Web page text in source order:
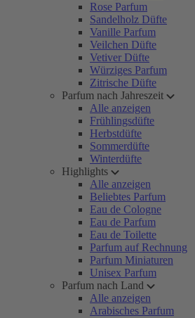
Rose Parfum
Sandelholz Düfte
Vanille Parfum
Veilchen Düfte
Vetiver Düfte
Würziges Parfum
Zitrische Düfte
Parfum nach Jahreszeit
Alle anzeigen
Frühlingsdüfte
Herbstdüfte
Sommerdüfte
Winterdüfte
Highlights
Alle anzeigen
Beliebtes Parfum
Eau de Cologne
Eau de Parfum
Eau de Toilette
Parfum auf Rechnung
Parfum Miniaturen
Unisex Parfum
Parfum nach Land
Alle anzeigen
Arabisches Parfum